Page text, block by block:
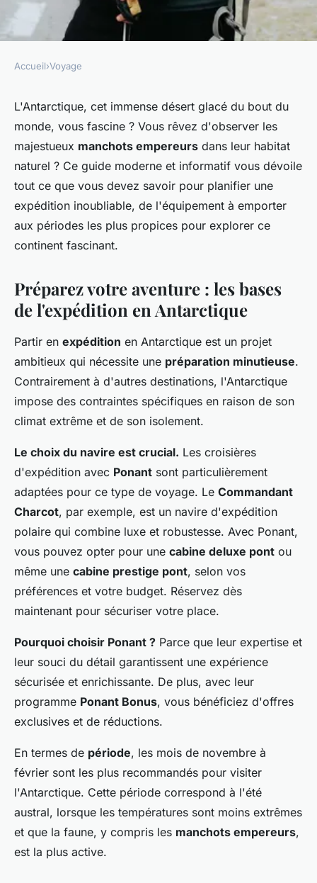
VOYAGE
Comment planifier une
expédition pour observer les
manchots empereurs en
Antarctique : équipements et
périodes recommandées ?
Accueil›Voyage
L'Antarctique, cet immense désert glacé du bout du
monde, vous fascine ? Vous rêvez d'observer les
majestueux manchots empereurs dans leur habitat
naturel ? Ce guide moderne et informatif vous dévoile
tout ce que vous devez savoir pour planifier une
expédition inoubliable, de l'équipement à emporter
aux périodes les plus propices pour explorer ce
continent fascinant.
Préparez votre aventure : les bases
de l'expédition en Antarctique
Partir en expédition en Antarctique est un projet
ambitieux qui nécessite une préparation minutieuse.
Contrairement à d'autres destinations, l'Antarctique
impose des contraintes spécifiques en raison de son
climat extrême et de son isolement.
Le choix du navire est crucial. Les croisières
d'expédition avec Ponant sont particulièrement
adaptées pour ce type de voyage. Le Commandant
Charcot, par exemple, est un navire d'expédition
polaire qui combine luxe et robustesse. Avec Ponant,
vous pouvez opter pour une cabine deluxe pont ou
même une cabine prestige pont, selon vos
préférences et votre budget. Réservez dès
maintenant pour sécuriser votre place.
Pourquoi choisir Ponant ? Parce que leur expertise et
leur souci du détail garantissent une expérience
sécurisée et enrichissante. De plus, avec leur
programme Ponant Bonus, vous bénéficiez d'offres
exclusives et de réductions.
En termes de période, les mois de novembre à
février sont les plus recommandés pour visiter
l'Antarctique. Cette période correspond à l'été
austral, lorsque les températures sont moins extrêmes
et que la faune, y compris les manchots empereurs,
est la plus active.